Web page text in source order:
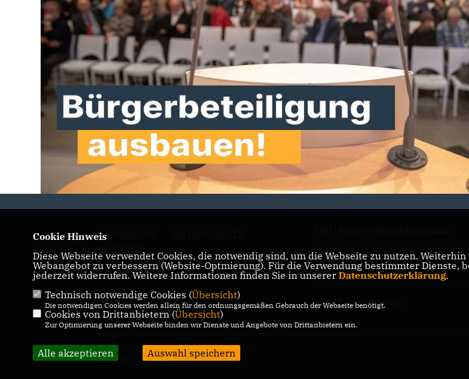
IMPRESSUM
CDU Baden-Württemberg
CDU Deutschlands
@2026 CDU Gemeindeverband Gottmadingen
Alle Rechte vorbehalten.
Cookie Hinweis
Diese Webseite verwendet Cookies, die notwendig sind, um die Webseite zu nutzen.
Webangebot zu verbessern (Website-Optmierung). Für die Verwendung bestimmter
jederzeit widerrufen. Weitere Informationen finden Sie in unserer Datenschutzerklärung.
Technisch notwendige Cookies (Übersicht)
Die notwendigen Cookies werden allein für den ordnungsgemäßen Gebrauch der Webseite benötigt.
Cookies von Drittanbietern (Übersicht)
Zur Optimierung unserer Webseite binden wir Dienste und Angebote von Drittanbietern ein.
Alle akzeptieren Auswahl speichern